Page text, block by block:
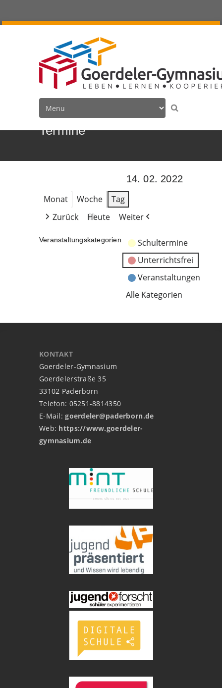
Termine
14. 02. 2022
Monat
Woche
Tag
Zurück
Heute Weiter
Veranstaltungskategorien
Schultermine
Unterrichtsfrei
Veranstaltungen
Alle Kategorien
KONTAKT
Goerdeler-Gymnasium
Goerdelerstraße 35
33102 Paderborn
Telefon: 05251-8814350
E-Mail:goerdeler@paderborn.de
Web: https://www.goerdeler-
gymnasium.de